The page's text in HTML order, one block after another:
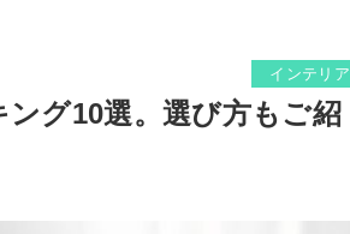
インテリア
グ10選。選び方もご紹